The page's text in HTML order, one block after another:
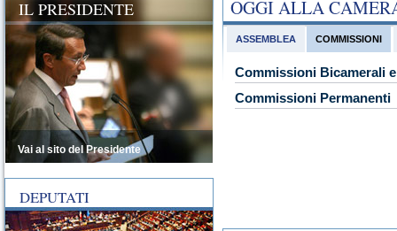
OGGI ALLA
ASSEMBLEA COMMISSIONI
Commissioni Bicamerali
Commissioni Permanenti
IL PRESIDENTE
Vai al sito del Presidente
DEPUTATI